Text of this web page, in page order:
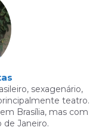
sexagenário,
teatro.
Brasília, mas com
de Janeiro.